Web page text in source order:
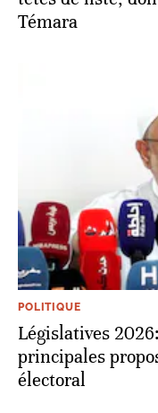
Témara
POLITIQUE
Législatives
principales
électoral